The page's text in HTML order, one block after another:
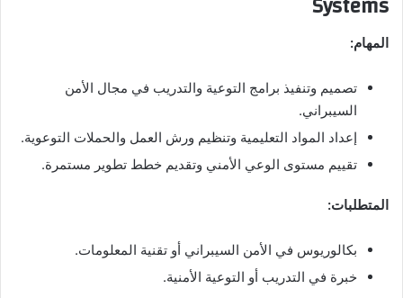
المهام:
تصميم وتنفيذ برامج التوعية والتدريب في مجال الأمن
السيبراني.
إعداد المواد التعليمية وتنظيم ورش العمل والحملات التوعوية.
تقييم مستوى الوعي الأمني وتقديم خطط تطوير مستمرة.
المتطلبات:
بكالوريوس في الأمن السيبراني أو تقنية المعلومات.
خبرة في التدريب أو التوعية الأمنية.